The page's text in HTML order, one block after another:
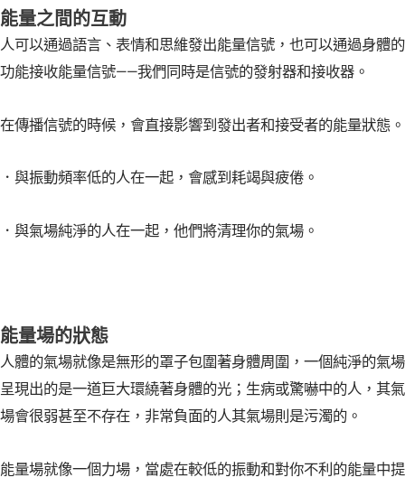
能量之間的互動
人可以通過語言、表情和思維發出能量信號，也可以通過身體的
功能接收能量信號——我們同時是信號的發射器和接收器。
在傳播信號的時候，會直接影響到發出者和接受者的能量狀態。
．與振動頻率低的人在一起，會感到耗竭與疲倦。
．與氣場純淨的人在一起，他們將清理你的氣場。
能量場的狀態
人體的氣場就像是無形的罩子包圍著身體周圍，一個純淨的氣場
呈現出的是一道巨大環繞著身體的光；生病或驚嚇中的人，其氣
場會很弱甚至不存在，非常負面的人其氣場則是污濁的。
能量場就像一個力場，當處在較低的振動和對你不利的能量中提